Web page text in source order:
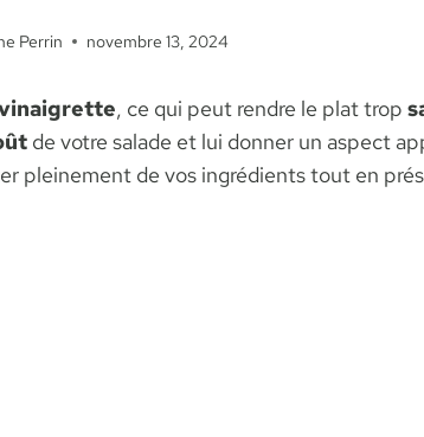
Perrin novembre 13, 2024
, ce qui peut rendre le plat trop
de votre salade et lui donner un aspect
pleinement de vos ingrédients tout en